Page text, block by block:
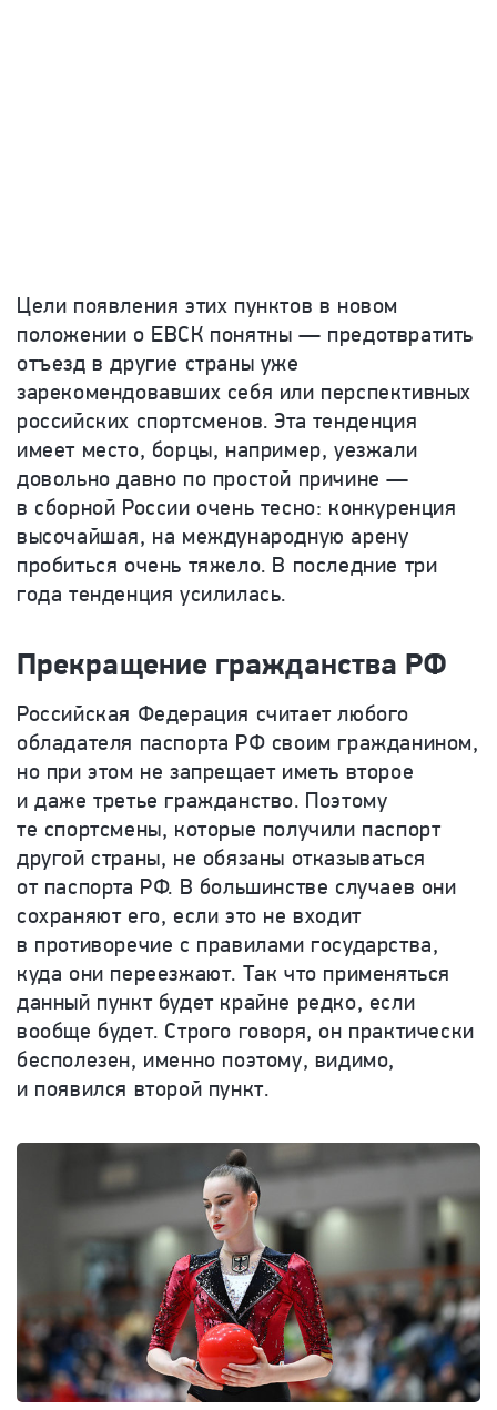
Цели появления этих пунктов в новом
положении о ЕВСК понятны — предотвратить
отъезд в другие страны уже
зарекомендовавших себя или перспективных
российских спортсменов. Эта тенденция
имеет место, борцы, например, уезжали
довольно давно по простой причине —
в сборной России очень тесно: конкуренция
высочайшая, на международную арену
пробиться очень тяжело. В последние три
года тенденция усилилась.
Прекращение гражданства РФ
Российская Федерация считает любого
обладателя паспорта РФ своим гражданином,
но при этом не запрещает иметь второе
и даже третье гражданство. Поэтому
те спортсмены, которые получили паспорт
другой страны, не обязаны отказываться
от паспорта РФ. В большинстве случаев они
сохраняют его, если это не входит
в противоречие с правилами государства,
куда они переезжают. Так что применяться
данный пункт будет крайне редко, если
вообще будет. Строго говоря, он практически
бесполезен, именно поэтому, видимо,
и появился второй пункт.